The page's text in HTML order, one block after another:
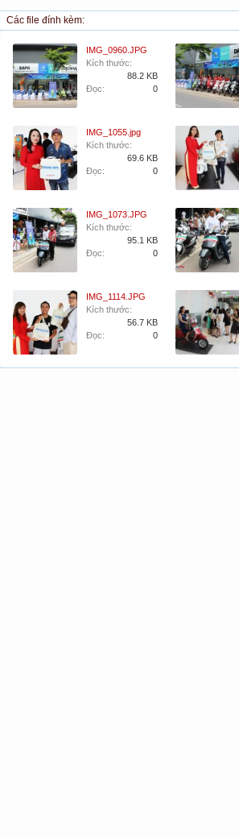
Các file đính kèm:
IMG_0960.JPG
Kích thước:
88.2 KB
Đọc:
0
IMG_1055.jpg
Kích thước:
69.6 KB
Đọc:
0
IMG_1073.JPG
Kích thước:
95.1 KB
Đọc:
0
IMG_1114.JPG
Kích thước:
56.7 KB
Đọc:
0